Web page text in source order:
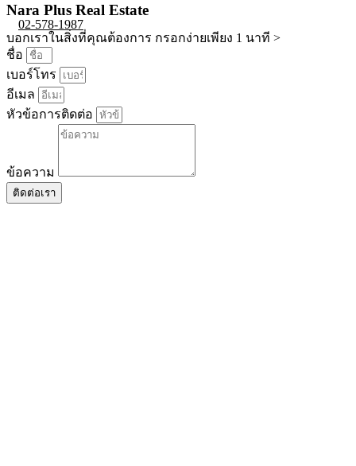
Nara Plus Real Estate
02-578-1987
บอกเราในสิ่งที่คุณต้องการ กรอกง่ายเพียง 1 นาที >
ชื่อ
เบอร์โทร
อีเมล
หัวข้อการติดต่อ
ข้อความ
ติดต่อเรา